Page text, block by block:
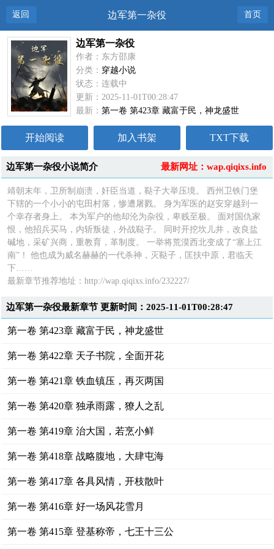
返回 边军第一杂役 首页
边军第一杂役
作者：东方邵康
分类： 穿越小说
状态：连载中
更新：2025-11-01T00:28:47
最新：第一卷 第423章 藏富于民，神龙盛世
开始阅读 加入书架 TXT下载
最新网址：wap.qiqixs.info
边军第一杂役小说简介
靖朝末年，卫所制崩溃，奸臣当道，鞑子大举压境。 西州卫铁门堡
下辖的一个小小的屯田村落，惨遭屠戮。 身为军医的赵安穿越到一
个幸存者身上。 本为军户的他却沦为杂役，卑贱至极。 面对国仇家
恨，他招兵买马，内斩叛徒，外战鞑子。 同时开挖坎儿井，改良盐
碱地，采矿兴商，重教育，革制度。 一举将荒漠西北变成了“塞上江
南”！ 他也成为威名赫赫的一代杀神，灭鞑子，匡扶中原，君临天
下……
最新章节推荐地址：http://wap.qiqixs.info/232227/
边军第一杂役最新章节 更新时间：2025-11-01T00:28:47
第一卷 第423章 藏富于民，神龙盛世
第一卷 第422章 天子书院，全面开花
第一卷 第421章 铁血镇压，再灭两国
第一卷 第420章 独承雨露，獠人之乱
第一卷 第419章 治大国，若烹小鲜
第一卷 第418章 战略腹地，大肆屯海
第一卷 第417章 各具风情，开枝散叶
第一卷 第416章 好一场风花雪月
第一卷 第415章 登基称帝，七王十三公